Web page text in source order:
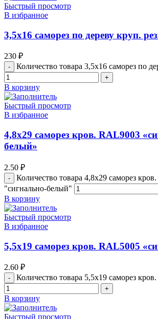
Быстрый просмотр
В избранное
3,5х16 саморез по дереву круп.
230 ₽
Количество товара 3,5х16 саморез по
В корзину
Быстрый просмотр
В избранное
4,8х29 саморез кров. RAL9003
белый»
2.50 ₽
Количество товара 4,8х29 саморез
"сигнально-белый"
В корзину
Быстрый просмотр
В избранное
5,5х19 cаморез кров. RAL5005
2.60 ₽
Количество товара 5,5х19 cаморез
В корзину
Быстрый просмотр